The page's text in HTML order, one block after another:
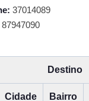
37014089
87947090
Destino
Cidade Bairro